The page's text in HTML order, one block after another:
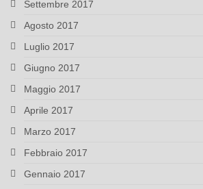
Settembre 2017
Agosto 2017
Luglio 2017
Giugno 2017
Maggio 2017
Aprile 2017
Marzo 2017
Febbraio 2017
Gennaio 2017